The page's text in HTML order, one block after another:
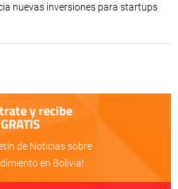
nuevas inversiones para startups
y recibe
GRATIS
de Noticias sobre
en Bolivia!